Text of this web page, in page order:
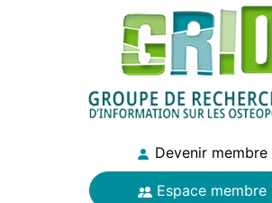
Devenir membre
Espace membre